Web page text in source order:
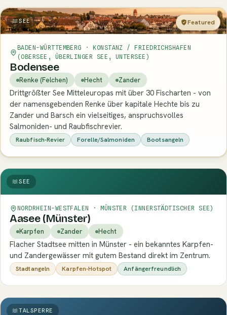
SEE Featured
BADEN-WÜRTTEMBERG · KONSTANZ / FRIEDRICHSHAFEN
(OBERSEE, ÜBERLINGER SEE, UNTERSEE)
Bodensee
Renke (Felchen) Hecht Zander
Drittgrößter See Mitteleuropas mit über 30 Fischarten - von
der namensgebenden Renke über kapitale Hechte bis zu
Zander und Barsch ein vielseitiges, anspruchsvolles
Salmoniden- und Raubfischrevier.
Raubfisch-Revier Forelle/Salmoniden Bootsangeln
SEE
NORDRHEIN-WESTFALEN · MÜNSTER (INNERSTÄDTISCHER SEE)
Aasee (Münster)
Karpfen Zander Hecht
Flacher Stadtsee mitten in Münster - ein bekanntes Karpfen-
und Zandergewässer mit gutem Bestand direkt im Zentrum.
Stadtangeln Karpfen-Hotspot Anfängerfreundlich
TALSPERRE